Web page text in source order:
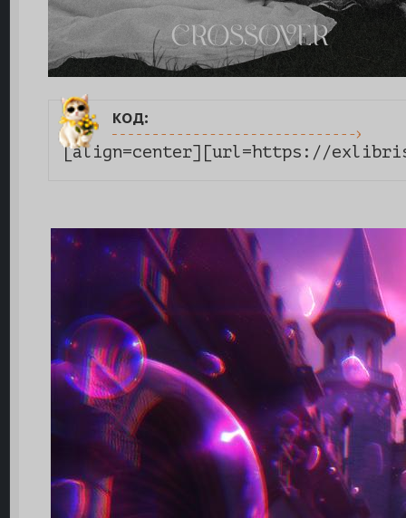
код:
[align=center][url=https://